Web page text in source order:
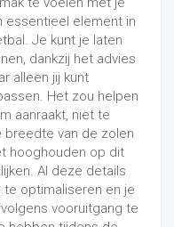
essentieel element in
Je kunt je laten
dankzij het advies
alleen jij kunt
Het zou helpen
aanraakt, niet te
breedte van de zolen
hooghouden op dit
Al deze details
optimaliseren en je
vooruitgang te